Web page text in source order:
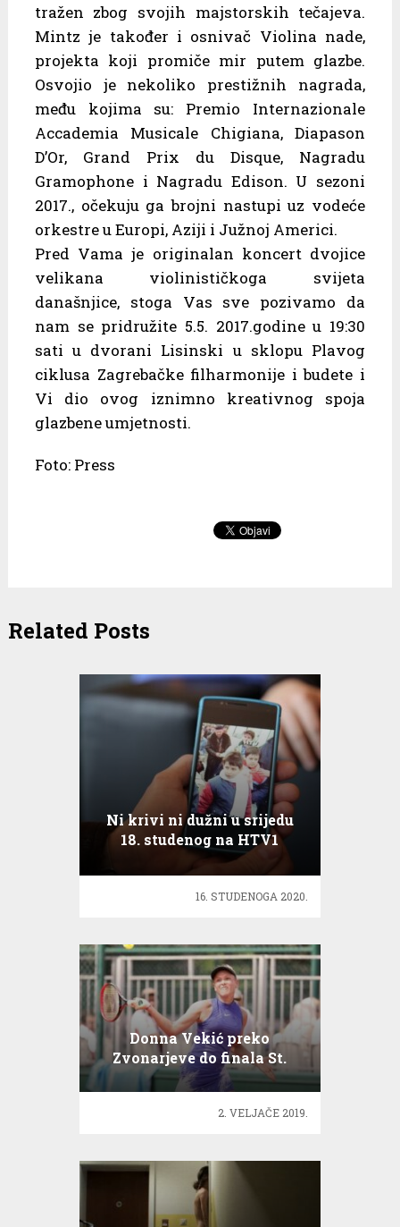
tražen zbog svojih majstorskih tečajeva.
Mintz je također i osnivač Violina nade,
projekta koji promiče mir putem glazbe.
Osvojio je nekoliko prestižnih nagrada,
među kojima su: Premio Internazionale
Accademia Musicale Chigiana, Diapason
D’Or, Grand Prix du Disque, Nagradu
Gramophone i Nagradu Edison. U sezoni
2017., očekuju ga brojni nastupi uz vodeće
orkestre u Europi, Aziji i Južnoj Americi.
Pred Vama je originalan koncert dvojice
velikana violinističkoga svijeta
današnjice, stoga Vas sve pozivamo da
nam se pridružite 5.5. 2017.godine u 19:30
sati u dvorani Lisinski u sklopu Plavog
ciklusa Zagrebačke filharmonije i budete i
Vi dio ovog iznimno kreativnog spoja
glazbene umjetnosti.
Foto: Press
Related Posts
Ni krivi ni dužni u srijedu
18. studenog na HTV1
16. STUDENOGA 2020.
Donna Vekić preko
Zvonarjeve do finala St.
Peterburga!
2. VELJAČE 2019.